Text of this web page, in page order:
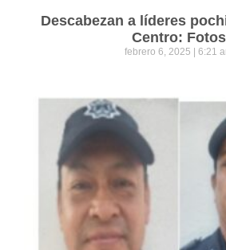
Descabezan a líderes
Centro: Fotos
febrero 6, 2025 6:21